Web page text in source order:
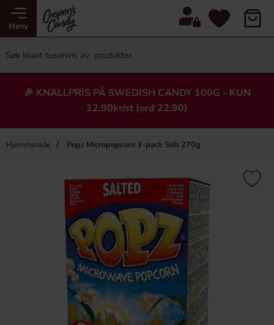
Meny
🎉 KNALLPRIS PÅ SWEDISH CANDY 100G - KUN
12,90kr/st (ord 22,90)
Hjemmeside Popz Micropopcorn 3-pack Salt 270g
Heading
×